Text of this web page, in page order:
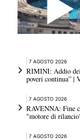
7 AGOSTO 2026
RIMINI: Addio dei
poveri continua” |
7 AGOSTO 2026
RAVENNA: Fine
"motore di
7 AGOSTO 2026